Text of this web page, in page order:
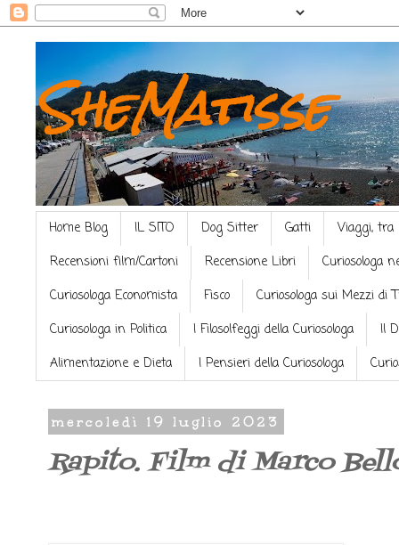
SheMatisse
Home Blog IL SITO Dog Sitter Gatti
Viaggi, tra
Recensioni film/Cartoni
Recensione Libri
Curiosologa
Curiosologa Economista
Fisco
Curiosologa sui Mezzi di
Curiosologa in Politica
I Filosolfeggi della Curiosologa
Il
Alimentazione e Dieta
I Pensieri della Curiosologa
mercoledì 19 luglio 2023
Rapito. Film di Marco